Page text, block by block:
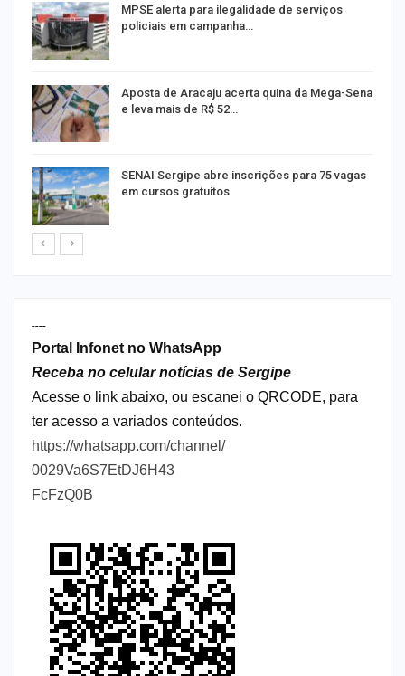
MPSE alerta para ilegalidade de serviços
policiais em campanha…
Aposta de Aracaju acerta quina da Mega-Sena
e leva mais de R$ 52…
SENAI Sergipe abre inscrições para 75 vagas
em cursos gratuitos
----
Portal Infonet no WhatsApp
Receba no celular notícias de Sergipe
Acesse o link abaixo, ou escanei o QRCODE, para
ter acesso a variados conteúdos.
https://whatsapp.com/channel/
0029Va6S7EtDJ6H43
FcFzQ0B